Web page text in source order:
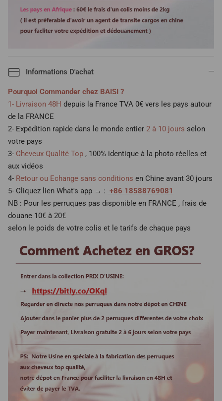
Informations D'achat
Pourquoi Commander chez BAISI ?
1- Livraison 48H depuis la France TVA 0€ vers les pays autour
de la FRANCE
2- Expédition rapide dans le monde entier 2 à 10 jours selon
votre pays
3- Cheveux Qualité Top , 100% identique à la photo réelles et
aux vidéos
4- Retour ou Echange sans conditions en Chine avant 30 jours
5- Cliquez lien What's app → : +86 18588769081
NB : Pour les perruques pas disponible en FRANCE , frais de
douane 10€ à 20€
selon le poids de votre colis et le tarifs de chaque pays